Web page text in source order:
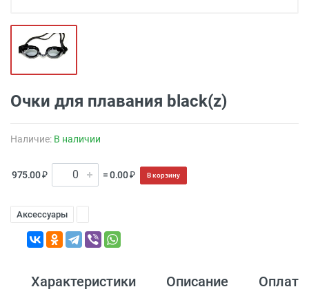
Очки для плавания black(z)
Наличие: В наличии
975.00 ₽ = 0.00 ₽ В корзину
Аксессуары
Характеристики Описание Оплата